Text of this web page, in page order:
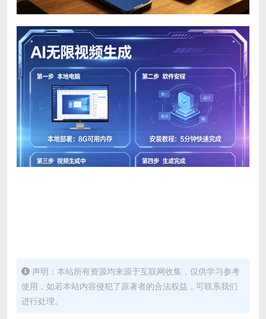
声明：本站所有资源均来源于互联网收集，仅供学习参考
使用，如若本站内容侵犯了原著者的合法权益，可联系我们
进行处理。